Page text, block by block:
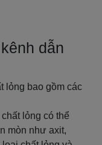
dẫn
lỏng bao gồm các
lỏng có thể
mòn như axit,